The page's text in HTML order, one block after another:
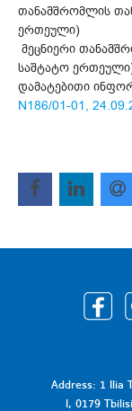
თანამშრომლის
ერთეული)
მეცნიერი
საშტატო
დამატებითი
N186/01-01,
Address: 1 Ilia
I, 0179